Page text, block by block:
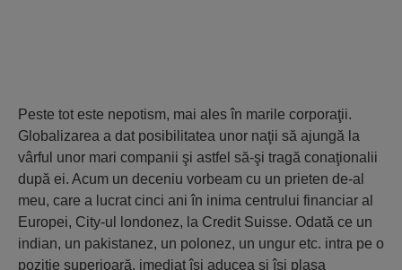
Peste tot este nepotism, mai ales în marile corporaţii.
Globalizarea a dat posibilitatea unor naţii să ajungă la
vârful unor mari companii şi astfel să-şi tragă conaţionalii
după ei. Acum un deceniu vorbeam cu un prieten de-al
meu, care a lucrat cinci ani în inima centrului financiar al
Europei, City-ul londonez, la Credit Suisse. Odată ce un
indian, un pakistanez, un polonez, un ungur etc. intra pe o
poziţie superioară, imediat îşi aducea şi îşi plasa